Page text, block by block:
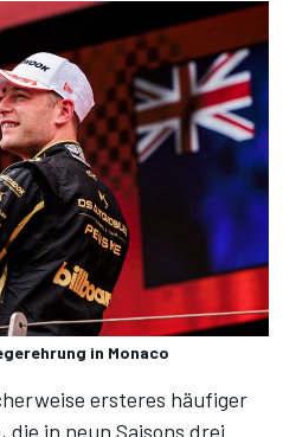
in Monaco
ersteres häufiger
in neun Saisons drei